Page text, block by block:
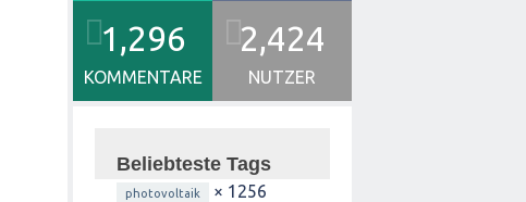
1,296
KOMMENTARE
2,424
NUTZER
Beliebteste Tags
photovoltaik × 1256